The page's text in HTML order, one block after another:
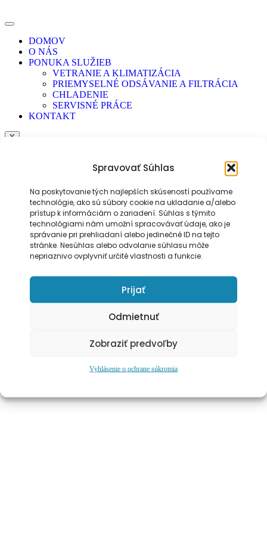
Spravovať Súhlas
Na poskytovanie tých najlepších skúseností používame
technológie, ako sú súbory cookie na ukladanie a/alebo
prístup k informáciám o zariadení. Súhlas s týmito
technológiami nám umožní spracovávať údaje, ako je
správanie pri prehliadaní alebo jedinečné ID na tejto
stránke. Nesúhlas alebo odvolanie súhlasu môže
nepriaznivo ovplyvniť určité vlastnosti a funkcie.
Prijať
Odmietnuť
Zobraziť predvoľby
Vyhlásenie o ochrane súkromia
DOMOV
O NÁS
PONUKA SLUŽIEB
VETRANIE A KLIMATIZÁCIA
PRIEMYSELNÉ ODSÁVANIE A FILTRÁCIA
CHLADENIE
SERVISNÉ PRÁCE
KONTAKT
X
Kategória:Nezaradené
Copyright © 2025Midea MD-AIR. Všetky práva vyhradené.